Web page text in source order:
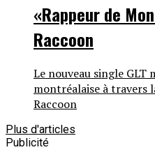
«Rappeur de
Raccoon
Le nouveau single GLT
montréalaise à travers
Raccoon
Plus d'articles
Publicité